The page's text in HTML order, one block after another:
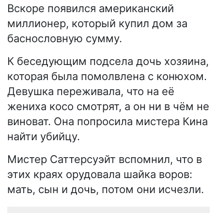
Вскоре появился американский
миллионер, который купил дом за
баснословную сумму.
К беседующим подсела дочь хозяина,
которая была помолвлена с конюхом.
Девушка переживала, что на её
жениха косо смотрят, а он ни в чём не
виноват. Она попросила мистера Кина
найти убийцу.
Мистер Саттерсуэйт вспомнил, что в
этих краях орудовала шайка воров:
мать, сын и дочь, потом они исчезли.